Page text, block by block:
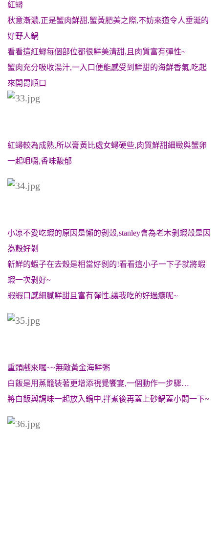
紅蟳
秋意漸濃,正是蟹肉鮮甜,蟹黃肥美之際,不妨來道令人垂涎的
好野人鍋
看看這紅蟳每個部位都很鮮美清甜,且肉質富有彈性~
蟹肉充分吸收湯汁,一入口便能感受到鮮甜的海鮮香氣,吃起
來開胃順口
紅蟳較為成熟,所以膏黃比處女蟳硬些,肉質鮮甜細緻與蟹卵
一起咀嚼,香味馥郁
小凉不愛吃蝦的原因是懶的剝殼,stanley會為老木剝蝦殼是因
為殼好剝
新鮮的蝦子在去殼是相當好剝的!看看這小子一下子就將蝦
蝦一次剝好~
蝦蝦口感細膩鮮甜且富有彈性,讓我吃的好過癮呢~
重頭戲來囉~~無敵黃金海鮮粥
白飯是用蒸籠裝著更增添視覺饗宴,一個動作一步驟…
將白飯與調味一起放入鍋中,拌煮後再蓋上砂鍋蓋小悶一下~